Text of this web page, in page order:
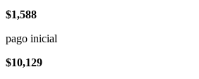
$1,588
pago inicial
$10,129